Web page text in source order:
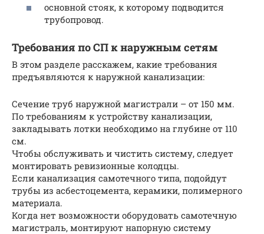
основной стояк, к которому подводится
трубопровод.
Требования по СП к наружным сетям
В этом разделе расскажем, какие требования
предъявляются к наружной канализации:
Сечение труб наружной магистрали – от 150 мм.
По требованиям к устройству канализации,
закладывать лотки необходимо на глубине от 110
см.
Чтобы обслуживать и чистить систему, следует
монтировать ревизионные колодцы.
Если канализация самотечного типа, подойдут
трубы из асбестоцемента, керамики, полимерного
материала.
Когда нет возможности оборудовать самотечную
магистраль, монтируют напорную систему